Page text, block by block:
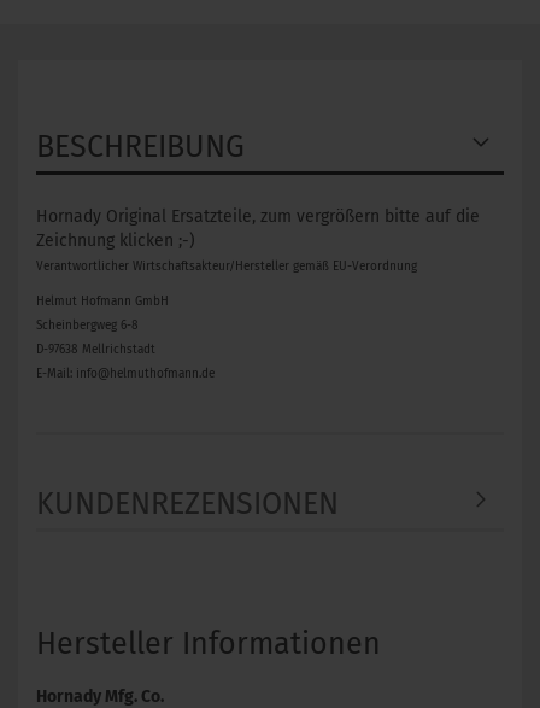
BESCHREIBUNG
Hornady Original Ersatzteile, zum vergrößern bitte auf die
Zeichnung klicken ;-)
Verantwortlicher Wirtschaftsakteur/Hersteller gemäß EU-Verordnung
Helmut Hofmann GmbH
Scheinbergweg 6-8
D-97638 Mellrichstadt
E-Mail: info@helmuthofmann.de
KUNDENREZENSIONEN
Hersteller Informationen
Hornady Mfg. Co.